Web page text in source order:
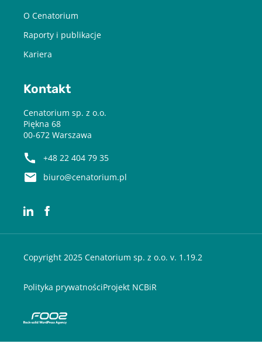
O Cenatorium
Raporty i publikacje
Kariera
Kontakt
Cenatorium sp. z o.o.
Piękna 68
00-672 Warszawa
+48 22 404 79 35
biuro@cenatorium.pl
Copyright 2025 Cenatorium sp. z o.o. v. 1.19.2
Polityka prywatnościProjekt NCBiR